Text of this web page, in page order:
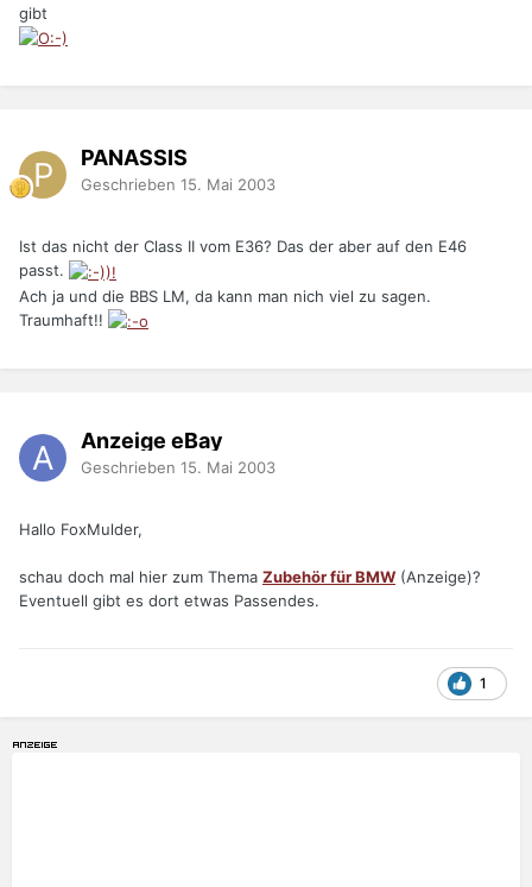
gibt
PANASSIS
Geschrieben 15. Mai 2003
Ist das nicht der Class II vom E36? Das der aber auf den E46
passt.
Ach ja und die BBS LM, da kann man nich viel zu sagen.
Traumhaft!!
Anzeige eBay
Geschrieben 15. Mai 2003
Hallo FoxMulder,
schau doch mal hier zum Thema Zubehör für BMW (Anzeige)?
Eventuell gibt es dort etwas Passendes.
1